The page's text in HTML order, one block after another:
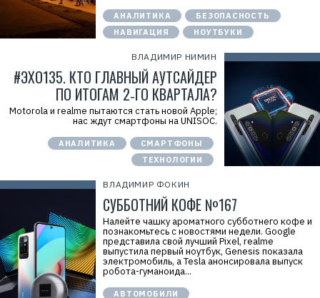
АНАЛИТИКА
БЕЗОПАСНОСТЬ
НАВИГАЦИЯ
НОУТБУКИ
ВЛАДИМИР НИМИН
#ЭХО135. КТО ГЛАВНЫЙ АУТСАЙДЕР
ПО ИТОГАМ 2‑ГО КВАРТАЛА?
Motorola и realme пытаются стать новой Apple;
нас ждут смартфоны на UNISOC.
АНАЛИТИКА
СМАРТФОНЫ
ТЕХНОЛОГИИ
ВЛАДИМИР ФОКИН
СУББОТНИЙ КОФЕ №167
Налейте чашку ароматного субботнего кофе и
познакомьтесь с новостями недели. Google
представила свой лучший Pixel, realme
выпустила первый ноутбук, Genesis показала
электромобиль, а Tesla анонсировала выпуск
робота-гуманоида...
АВТОМОБИЛИ